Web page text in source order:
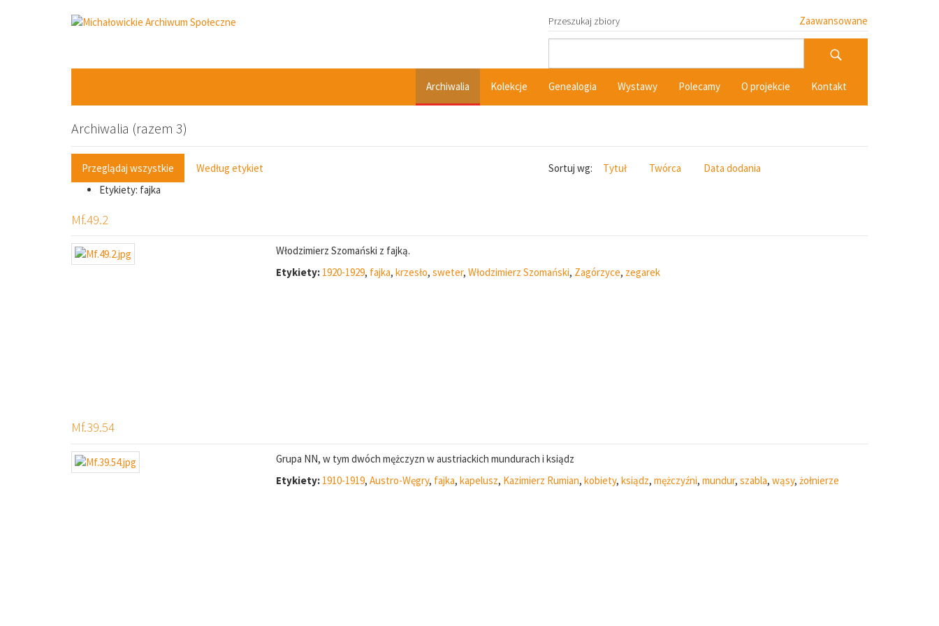
Przeszukaj zbiory Zaawansowane
Archiwalia Kolekcje Genealogia Wystawy Polecamy O projekcie Kontakt
Archiwalia (razem 3)
Przeglądaj wszystkie Według etykiet Sortuj wg: Tytuł Twórca
Data dodania
Etykiety: fajka
Mf.49.2
Włodzimierz Szomański z fajką.
Etykiety: 1920-1929, fajka, krzesło, sweter, Włodzimierz Szomański, Zagórzyce, zegarek
Mf.39.54
Grupa NN, w tym dwóch mężczyzn w austriackich mundurach i ksiądz
Etykiety: 1910-1919, Austro-Węgry, fajka, kapelusz, Kazimierz Rumian, kobiety, ksiądz, mężczyźni, mundur, szabla, wąsy, żołnierze